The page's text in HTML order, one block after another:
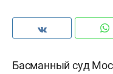
Басманный суд